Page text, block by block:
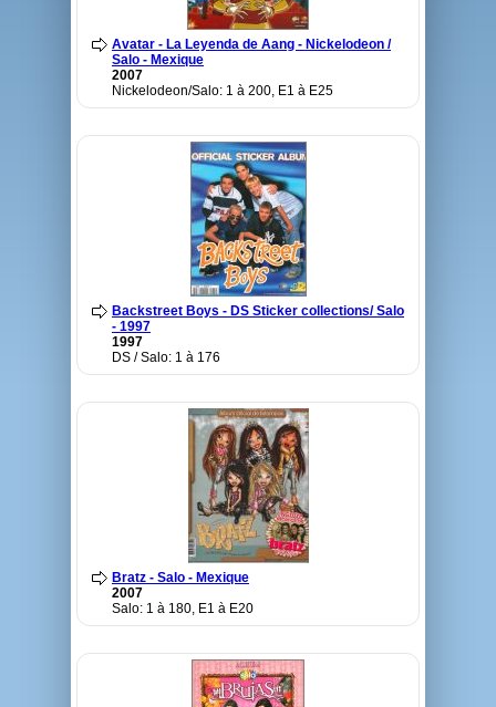
Avatar - La Leyenda de Aang - Nickelodeon /
Salo - Mexique
2007
Nickelodeon/Salo: 1 à 200, E1 à E25
Backstreet Boys - DS Sticker collections/ Salo
- 1997
1997
DS / Salo: 1 à 176
Bratz - Salo - Mexique
2007
Salo: 1 à 180, E1 à E20